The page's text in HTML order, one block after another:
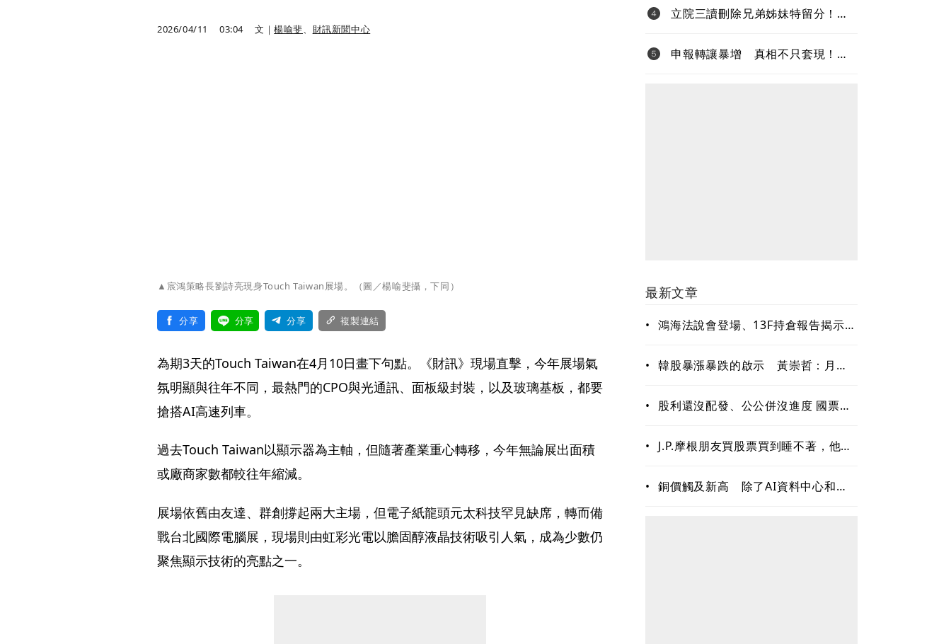
2026/04/11 03:04 文｜楊喻斐、 財訊新聞中心
▲宸鴻策略長劉詩亮現身Touch Taiwan展場。（圖／楊喻斐攝，下同）
分享 分享 分享 複製連結
為期3天的Touch Taiwan在4月10日畫下句點。《財訊》現場直擊，今年展場氣
氛明顯與往年不同，最熱門的CPO與光通訊、面板級封裝，以及玻璃基板，都要
搶搭AI高速列車。
過去Touch Taiwan以顯示器為主軸，但隨著產業重心轉移，今年無論展出面積
或廠商家數都較往年縮減。
展場依舊由友達、群創撐起兩大主場，但電子紙龍頭元太科技罕見缺席，轉而備
戰台北國際電腦展，現場則由虹彩光電以膽固醇液晶技術吸引人氣，成為少數仍
聚焦顯示技術的亮點之一。
立院三讀刪除兄弟姊妹特留分！專
申報轉讓暴增 真相不只套現！內
最新文章
• 鴻海法說會登場、13F持倉報告揭示華
件事
• 韓股暴漲暴跌的啟示 黃崇哲：月暈
•
股利還沒配發、公公併沒進度 國票金
•
J.P.摩根朋友買股票買到睡不著，他只
賺錢的關鍵能力
• 銅價觸及新高 除了AI資料中心和電